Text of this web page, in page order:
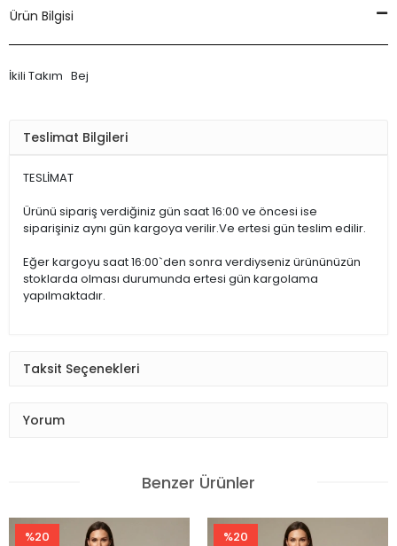
Ürün Bilgisi
İkili Takım Bej
Teslimat Bilgileri
TESLİMAT
Ürünü sipariş verdiğiniz gün saat 16:00 ve öncesi ise
siparişiniz aynı gün kargoya verilir.Ve ertesi gün teslim edilir.
Eğer kargoyu saat 16:00`den sonra verdiyseniz ürününüzün
stoklarda olması durumunda ertesi gün kargolama
yapılmaktadır.
Taksit Seçenekleri
Yorum
Benzer Ürünler
%20 %20